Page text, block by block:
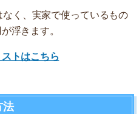
く、実家で使っているもの
浮きます。
トはこちら
法